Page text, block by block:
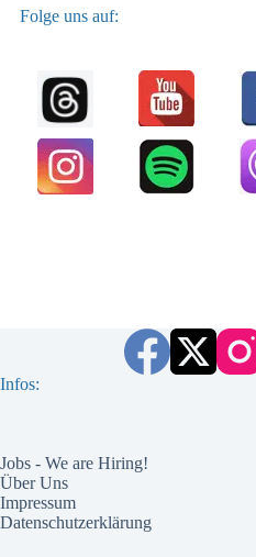
Folge uns auf:
Infos:
Jobs - We are Hiring!
Über Uns
Impressum
Datenschutzerklärung